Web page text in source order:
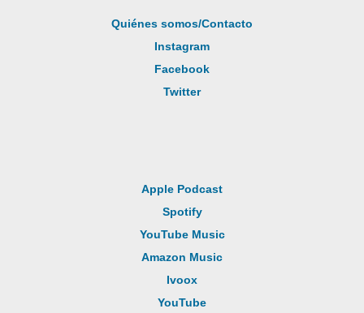
Quiénes somos/Contacto
Instagram
Facebook
Twitter
Apple Podcast
Spotify
YouTube Music
Amazon Music
Ivoox
YouTube